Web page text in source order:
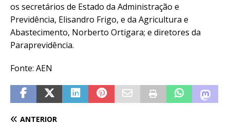
os secretários de Estado da Administração e
Previdência, Elisandro Frigo, e da Agricultura e
Abastecimento, Norberto Ortigara; e diretores da
Paraprevidência.
Fonte: AEN
ANTERIOR